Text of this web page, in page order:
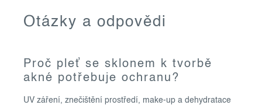
Otázky a odpovědi
Proč pleť se sklonem k tvorbě
akné potřebuje ochranu?
UV záření, znečištění prostředí, make-up a dehydratace